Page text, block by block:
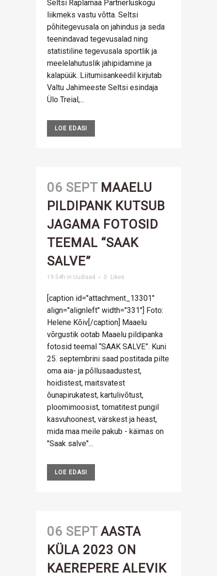
Seltsi Raplamaa Partnerluskogu
liikmeks vastu võtta. Seltsi
põhitegevusala on jahindus ja seda
teenindavad tegevusalad ning
statistiline tegevusala sportlik ja
meelelahutuslik jahipidamine ja
kalapüük. Liitumisankeedil kirjutab
Valtu Jahimeeste Seltsi esindaja
Ülo Treial,...
LOE EDASI
06 SEPT MAAELU
PILDIPANK KUTSUB
JAGAMA FOTOSID
TEEMAL “SAAK
SALVE”
19:54h in Uudised 0 Likes
[caption id="attachment_13301"
align="alignleft" width="331"] Foto:
Helene Kõiv[/caption] Maaelu
võrgustik ootab Maaelu pildipanka
fotosid teemal “SAAK SALVE”. Kuni
25. septembrini saad postitada pilte
oma aia- ja põllusaadustest,
hoidistest, maitsvatest
õunapirukatest, kartulivõtust,
ploomimoosist, tomatitest pungil
kasvuhoonest, värskest ja heast,
mida maa meile pakub - käimas on
"Saak salve"...
LOE EDASI
06 SEPT AASTA
KÜLA 2023 ON
KAEREPERE ALEVIK